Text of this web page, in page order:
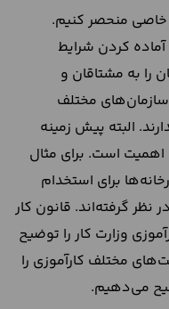
خاصی منحصر کنیم.
کردن شرایط
را به مشتاقان و
مختلف
البته پیش زمینه
اهمیت است. برای مثال
برای استخدام
نظر گرفته‌اند. قانون کار
کارآموزی وزارت کار را توضیح
مختلف کارآموزی را
می‌دهیم.